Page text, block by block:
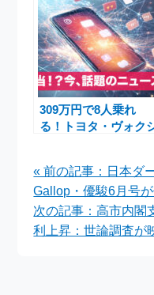
が進化
309万円で8人乗れ
る！トヨタ・ヴォク
デルマイチェン速報
付】
« 前の記事：日本ダ
Gallop・優駿6月号
次の記事：高市内閣
利上昇：世論調査が